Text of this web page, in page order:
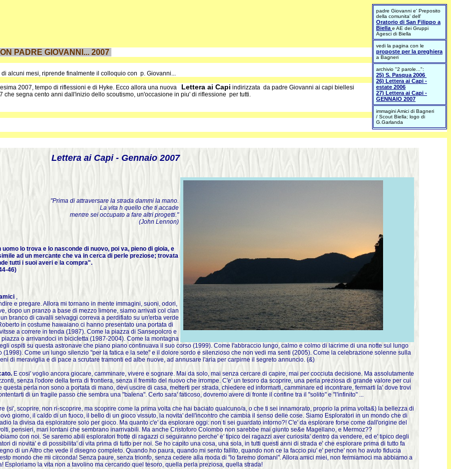
padre Giovanni e' Preposito
della comunita' dell'
Oratorio di San Filippo a
Biella e AE dei Gruppi
Agesci di Biella
vedi la pagina con le
proposte per la preghiera
a Bagneri
archivio "2 parole...":
25) S. Pasqua 2006
26) Lettera ai Capi -
estate 2006
27) Lettera ai Capi -
GENNAIO 2007
immagini Amici di Bagneri
/ Scout Biella; logo di
G.Garlanda
PADRE GIOVANNI... 2007
alcuni mesi, riprende finalmente il colloquio con p. Giovanni...
2007, tempo di riflessioni e di Hyke. Ecco allora una nuova Lettera ai Capi indirizzata da padre Giovanni ai capi biellesi
che segna cento anni dall'inizio dello scoutismo, un'occasione in piu' di riflessione per tutti.
Lettera ai Capi - Gennaio 2007
"Prima di attraversare la strada dammi la mano.
La vita h quello che ti accade
mentre sei occupato a fare altri progetti."
(John Lennon)
lo trova e lo nasconde di nuovo, poi va, pieno di gioia, e
ad un mercante che va in cerca di perle preziose; trovata
tutti i suoi averi e la compra".
46)
,
e pregare. Allora mi tornano in mente immagini, suoni, odori,
dopo un pranzo a base di mezzo limone, siamo arrivati col clan
branco di cavalli selvaggi correva a perdifiato su un'erba verde
in costume hawaiano ci hanno presentato una portata di
a correre in tenda (1987). Come la piazza di Sansepolcro e
o arrivandoci in bicicletta (1987-2004). Come la montagna
ospiti su questa astronave che piano piano continuava il suo corso (1999). Come l'abbraccio lungo, calmo e colmo di lacrime di una notte sul lungo
Come un lungo silenzio "per la fatica e la sete" e il dolore sordo e silenzioso che non vedi ma senti (2005). Come la celebrazione solenne sulla
di meraviglia e di pace a scrutare tramonti ed albe nuove, ad annusare l'aria per carpirne il segreto annuncio. (&)
E cosi' voglio ancora giocare, camminare, vivere e sognare. Mai da solo, mai senza cercare di capire, mai per cocciuta decisione. Ma assolutamente
senza l'odore della terra di frontiera, senza il fremito del nuovo che irrompe. C'e' un tesoro da scoprire, una perla preziosa di grande valore per cui
perla non sono a portata di mano, devi uscire di casa, metterti per strada, chiedere ed informarti, camminare ed incontrare, fermarti la' dove trovi
di un fragile passo che sembra una "balena". Certo sara' faticoso, dovremo avere di fronte il confine tra il "solito" e "l'infinito" ...
scoprire, non ri-scoprire, ma scoprire come la prima volta che hai baciato qualcuno/a, o che ti sei innamorato, proprio la prima volta&) la bellezza di
giorno, il caldo di un fuoco, il bello di un gioco vissuto, la novita' dell'incontro che cambia il senso delle cose. Siamo Esploratori in un mondo che di
la divisa da esploratore solo per gioco. Ma quanto c'e' da esplorare oggi: non ti sei guardato intorno?! C'e' da esplorare forse come dall'origine del
pensieri, mari lontani che sembrano inarrivabili. Ma anche Cristoforo Colombo non sarebbe mai giunto se&e Magellano, e Mermoz??
con noi. Se saremo abili esploratori frotte di ragazzi ci seguiranno perche' e' tipico dei ragazzi aver curiosita' dentro da vendere, ed e' tipico degli
di novita' e di possibilita' di vita prima di tutto per noi. Se ho capito una cosa, una sola, in tutti questi anni di strada e' che esplorare prima di tutto fa
di un Altro che vede il disegno completo. Quando ho paura, quando mi sento fallito, quando non ce la faccio piu' e' perche' non ho avuto fiducia
mondo che mi circonda! Senza paure, senza trionfo, senza cedere alla moda di "lo faremo domani". Allora amici miei, non fermiamoci ma abbiamo a
Esploriamo la vita non a tavolino ma cercando quel tesoro, quella perla preziosa, quella strada!